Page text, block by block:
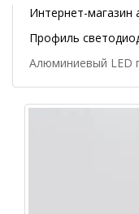
Интернет-магазин
Профиль
Алюминиевый LED